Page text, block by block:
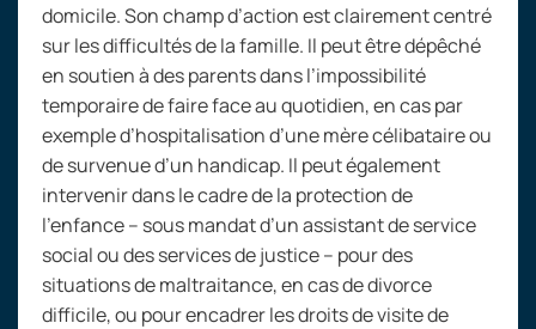
domicile. Son champ d’action est clairement centré
sur les difficultés de la famille. Il peut être dépêché
en soutien à des parents dans l’impossibilité
temporaire de faire face au quotidien, en cas par
exemple d’hospitalisation d’une mère célibataire ou
de survenue d’un handicap. Il peut également
intervenir dans le cadre de la protection de
l’enfance – sous mandat d’un assistant de service
social ou des services de justice– pour des
situations de maltraitance, en cas de divorce
difficile, ou pour encadrer les droits de visite de